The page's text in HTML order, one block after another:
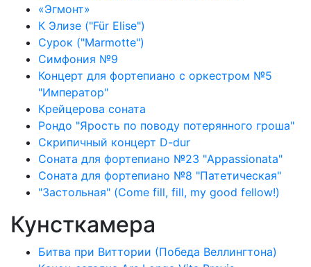
«Эгмонт»
К Элизе ("Für Elise")
Сурок ("Marmotte")
Симфония №9
Концерт для фортепиано с оркестром №5
"Император"
Крейцерова соната
Рондо "Ярость по поводу потерянного гроша"
Скрипичный концерт D-dur
Соната для фортепиано №23 "Appassionata"
Соната для фортепиано №8 "Патетическая"
"Застольная" (Come fill, fill, my good fellow!)
Кунсткамера
Битва при Виттории (Победа Веллингтона)